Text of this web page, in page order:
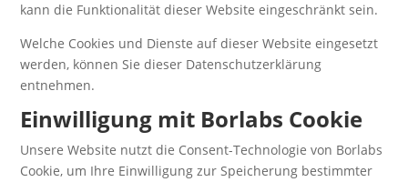
kann die Funktionalität dieser Website eingeschränkt sein.
Welche Cookies und Dienste auf dieser Website eingesetzt
werden, können Sie dieser Datenschutzerklärung
entnehmen.
Einwilligung mit Borlabs Cookie
Unsere Website nutzt die Consent-Technologie von Borlabs
Cookie, um Ihre Einwilligung zur Speicherung bestimmter